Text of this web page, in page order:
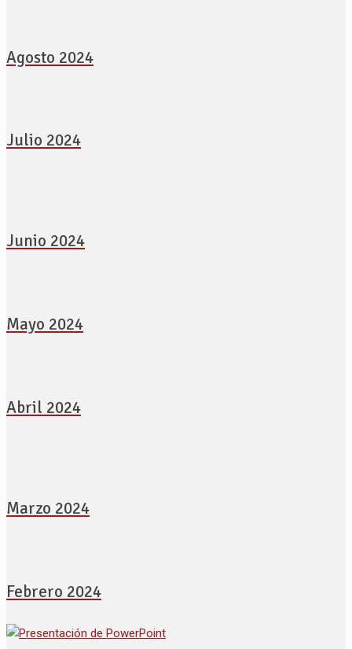
Agosto 2024
Julio 2024
Junio 2024
Mayo 2024
Abril 2024
Marzo 2024
Febrero 2024